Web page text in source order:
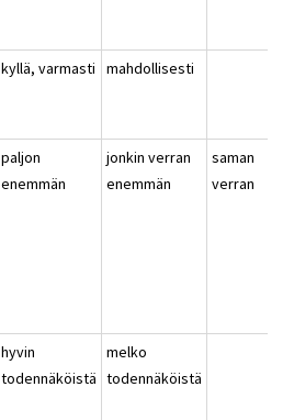
kyllä, varmasti mahdollisesti
paljon
enemmän
jonkin verran
enemmän
saman
verran
hyvin
todennäköistä
melko
todennäköistä